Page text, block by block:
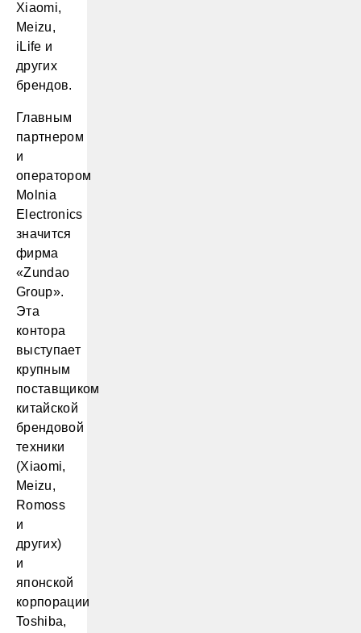
Xiaomi,
Meizu,
iLife и
других
брендов.
Главным
партнером
и
оператором
Molnia
Electronics
значится
фирма
«Zundao
Group».
Эта
контора
выступает
крупным
поставщиком
китайской
брендовой
техники
(Xiaomi,
Meizu,
Romoss
и
других)
и
японской
корпорации
Toshiba,